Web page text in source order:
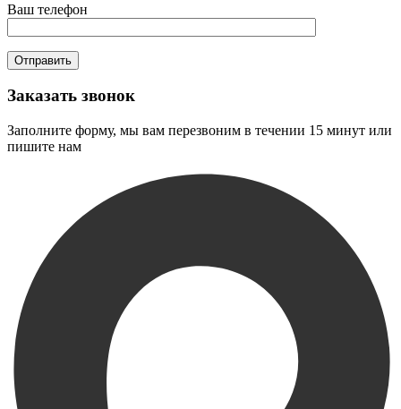
Ваш телефон
Заказать звонок
Заполните форму, мы вам перезвоним в течении 15 минут или
пишите нам